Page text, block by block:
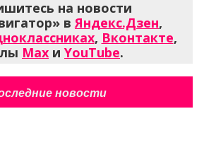
на новости
вЯндекс.Дзен,
, Вконтакте,
Max и YouTube.
новости